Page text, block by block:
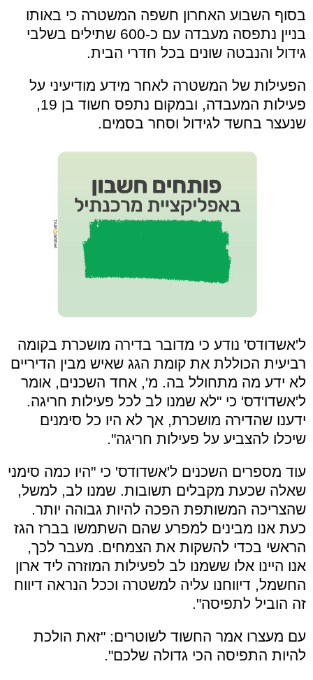
בסוף השבוע האחרון חשפה המשטרה כי באותו
בניין נתפסה מעבדה עם כ-600 שתילים בשלבי
גידול והנבטה שונים בכל חדרי הבית.
הפעילות של המשטרה לאחר מידע מודיעיני על
פעילות המעבדה, ובמקום נתפס חשוד בן 19,
שנעצר בחשד לגידול וסחר בסמים.
ל'אשדודס' נודע כי מדובר בדירה מושכרת בקומה
רביעית הכוללת את קומת הגג שאיש מבין הדיריים
לא ידע מה מתחולל בה. מ', אחד השכנים, אומר
ל'אשדו'דס' כי "לא שמנו לב לכל פעילות חריגה.
ידענו שהדירה מושכרת, אך לא היו כל סימנים
שיכלו להצביע על פעילות חריגה".
עוד מספרים השכנים ל'אשדודס' כי "היו כמה סימני
שאלה שכעת מקבלים תשובות. שמנו לב, למשל,
שהצריכה המשותפת הפכה להיות גבוהה יותר.
כעת אנו מבינים למפרע שהם השתמשו בברז הגז
הראשי בכדי להשקות את הצמחים. מעבר לכך,
אנו היינו אלו ששמנו לב לפעילות המוזרה ליד ארון
החשמל, דיווחנו עליה למשטרה וככל הנראה דיווח
זה הוביל לתפיסה".
עם מעצרו אמר החשוד לשוטרים: "זאת הולכת
להיות התפיסה הכי גדולה שלכם".